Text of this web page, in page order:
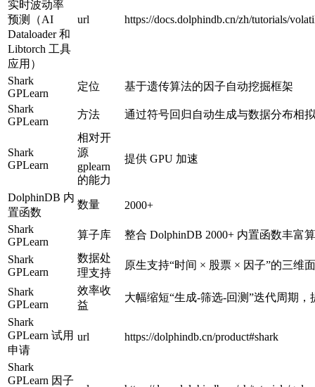
实时波动率
预测（AI
Dataloader 和
Libtorch 工具
应用）
url https://docs.dolphindb.cn/zh/tutorials/
Shark
GPLearn
定位
基于遗传算法的因子自动挖掘框架
Shark
GPLearn
方法 通过符号回归自动生成与数据分布相
Shark
GPLearn
相对开
源
gplearn
的能力
提供 GPU 加速
DolphinDB 内
置函数
数量
2000+
Shark
GPLearn
算子库 整合 DolphinDB 2000+ 内置函数丰富
Shark
GPLearn
数据处
理支持
原生支持“时间 × 股票 × 因子”的三维
Shark
GPLearn
效率收
益
大幅缩短“生成-筛选-回测”迭代周期
Shark
GPLearn 试用
申请
url https://dolphindb.cn/product#shark
Shark
GPLearn 因子